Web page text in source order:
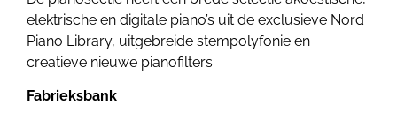
elektrische en digitale piano’s uit de exclusieve Nord
Piano Library, uitgebreide stempolyfonie en
creatieve nieuwe pianofilters.
Fabrieksbank